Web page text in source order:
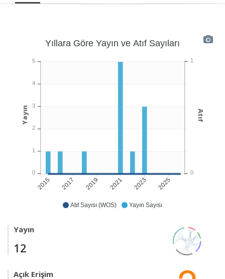
Atıf Sayısı (WOS) Yayın Sayısı
2015 2017 2019 2021 2023 2025
Yıllara Göre Yayın ve Atıf Sayıları
1
0
Atıf
5
4
3
2
1
0
Yayın
Yayın
12
Açık Erişim